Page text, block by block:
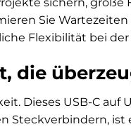
Sie
Flexibilität bei
die
Dieses USB-C auf
Steckverbindern, ist